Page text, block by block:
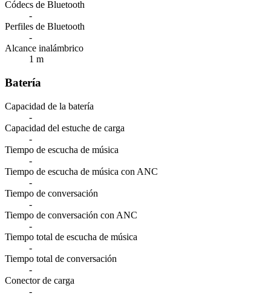
Códecs de Bluetooth
-
Perfiles de Bluetooth
-
Alcance inalámbrico
1 m
Batería
Capacidad de la batería
-
Capacidad del estuche de carga
-
Tiempo de escucha de música
-
Tiempo de escucha de música con ANC
-
Tiempo de conversación
-
Tiempo de conversación con ANC
-
Tiempo total de escucha de música
-
Tiempo total de conversación
-
Conector de carga
-